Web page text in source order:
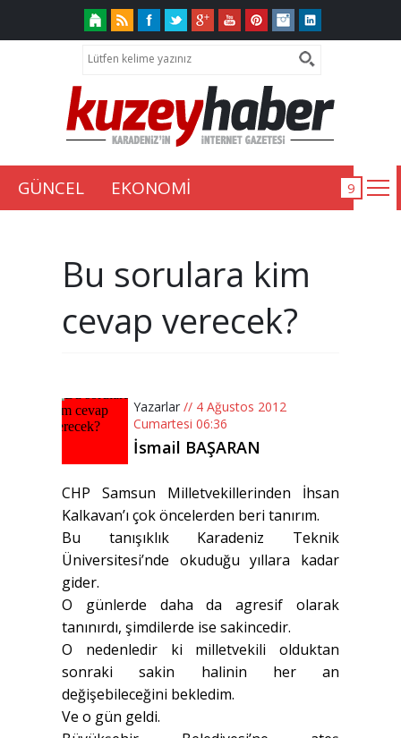
GÜNCEL EKONOMİ
Bu sorulara kim
cevap verecek?
Yazarlar // 4 Ağustos 2012
Cumartesi 06:36
İsmail BAŞARAN
CHP Samsun Milletvekillerinden İhsan
Kalkavan’ı çok öncelerden beri tanırım.
Bu tanışıklık Karadeniz Teknik
Üniversitesi’nde okuduğu yıllara kadar
gider.
O günlerde daha da agresif olarak
tanınırdı, şimdilerde ise sakincedir.
O nedenledir ki milletvekili olduktan
sonraki sakin halinin her an
değişebileceğini bekledim.
Ve o gün geldi.